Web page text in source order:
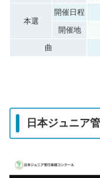
本選
開催日程
開催地
曲
日本ジュニア